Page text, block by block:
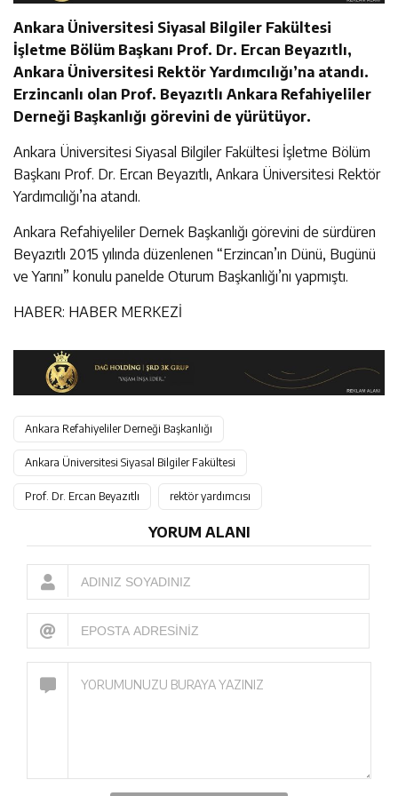
Ankara Üniversitesi Siyasal Bilgiler Fakültesi
İşletme Bölüm Başkanı Prof. Dr. Ercan Beyazıtlı,
Ankara Üniversitesi Rektör Yardımcılığı’na atandı.
Erzincanlı olan Prof. Beyazıtlı Ankara Refahiyeliler
Derneği Başkanlığı görevini de yürütüyor.
Ankara Üniversitesi Siyasal Bilgiler Fakültesi İşletme Bölüm
Başkanı Prof. Dr. Ercan Beyazıtlı, Ankara Üniversitesi Rektör
Yardımcılığı’na atandı.
Ankara Refahiyeliler Dernek Başkanlığı görevini de sürdüren
Beyazıtlı 2015 yılında düzenlenen “Erzincan’ın Dünü, Bugünü
ve Yarını” konulu panelde Oturum Başkanlığı’nı yapmıştı.
HABER: HABER MERKEZİ
Ankara Refahiyeliler Derneği Başkanlığı
Ankara Üniversitesi Siyasal Bilgiler Fakültesi
Prof. Dr. Ercan Beyazıtlı rektör yardımcısı
YORUM ALANI